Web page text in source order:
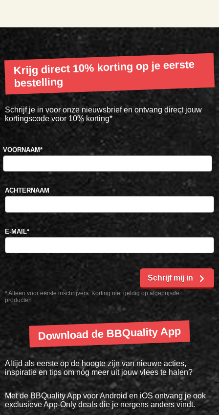
Krijg direct 10% korting op je eerste
bestelling
Schrijf je in voor onze nieuwsbrief en ontvang direct jouw
kortingscode voor 10% korting*
* Alleen voor eerste inschrijvers. Korting niet geldig op afgeprijsde
producten
VOORNAAM*
ACHTERNAAM
E-MAIL*
Schrijf mij in
Download de BBQuality App
Altijd als eerste op de hoogte zijn van nieuwe acties,
inspiratie en tips om nóg meer uit jouw vlees te halen?
Met de BBQuality App voor Android en iOS ontvang je ook
exclusieve App-Only deals die je nergens anders vindt.